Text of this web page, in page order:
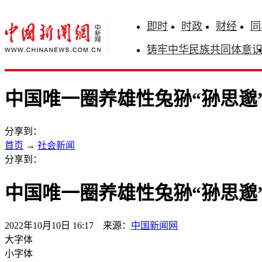
即时 时政 财经
铸牢中华民族共同体意识
中国唯一圈养雄性兔狲“狲思
分享到：
首页 → 社会新闻
分享到：
中国唯一圈养雄性兔狲“狲思
2022年10月10日 16:17 来源： 中国新闻网
大字体
小字体